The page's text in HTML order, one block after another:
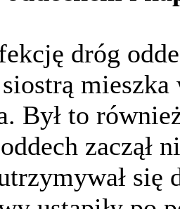
dróg
Był to
zaczął
się